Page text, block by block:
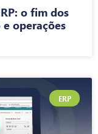
o fim dos
operações
ERP